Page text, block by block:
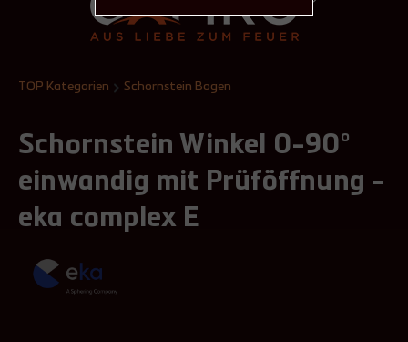
TOP Kategorien Schornstein Bogen
Schornstein Winkel 0-90°
einwandig mit Prüföffnung -
eka complex E